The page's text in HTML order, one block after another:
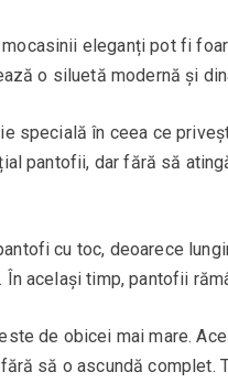
eleganți pot fi
o siluetă modernă și
specială în ceea ce
pantofii, dar fără să
cu toc, deoarece
același timp, pantofii
de obicei mai mare.
să o ascundă complet.